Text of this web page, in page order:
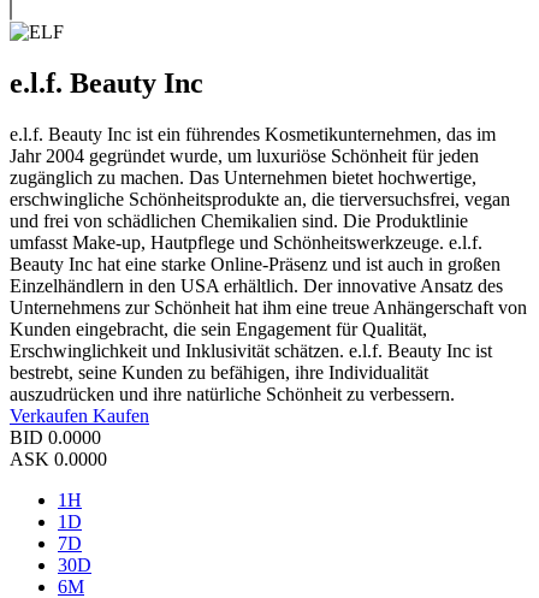
e.l.f. Beauty Inc
e.l.f. Beauty Inc ist ein führendes Kosmetikunternehmen, das im
Jahr 2004 gegründet wurde, um luxuriöse Schönheit für jeden
zugänglich zu machen. Das Unternehmen bietet hochwertige,
erschwingliche Schönheitsprodukte an, die tierversuchsfrei, vegan
und frei von schädlichen Chemikalien sind. Die Produktlinie
umfasst Make-up, Hautpflege und Schönheitswerkzeuge. e.l.f.
Beauty Inc hat eine starke Online-Präsenz und ist auch in großen
Einzelhändlern in den USA erhältlich. Der innovative Ansatz des
Unternehmens zur Schönheit hat ihm eine treue Anhängerschaft von
Kunden eingebracht, die sein Engagement für Qualität,
Erschwinglichkeit und Inklusivität schätzen. e.l.f. Beauty Inc ist
bestrebt, seine Kunden zu befähigen, ihre Individualität
auszudrücken und ihre natürliche Schönheit zu verbessern.
Verkaufen Kaufen
BID 0.0000
ASK 0.0000
1H
1D
7D
30D
6M